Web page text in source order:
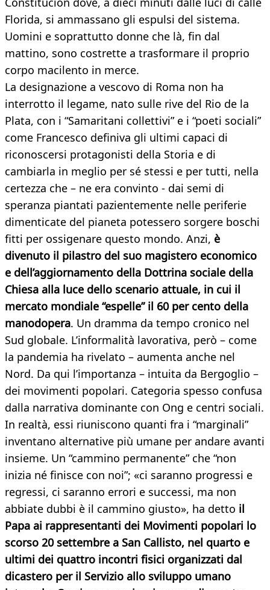
Florida, si ammassano gli espulsi del sistema.
Uomini e soprattutto donne che là, fin dal
mattino, sono costrette a trasformare il proprio
corpo macilento in merce.
La designazione a vescovo di Roma non ha
interrotto il legame, nato sulle rive del Rio de la
Plata, con i “Samaritani collettivi” e i “poeti sociali”
come Francesco definiva gli ultimi capaci di
riconoscersi protagonisti della Storia e di
cambiarla in meglio per sé stessi e per tutti, nella
certezza che – ne era convinto - dai semi di
speranza piantati pazientemente nelle periferie
dimenticate del pianeta potessero sorgere boschi
fitti per ossigenare questo mondo. Anzi, è
divenuto il pilastro del suo magistero economico
e dell’aggiornamento della Dottrina sociale della
Chiesa alla luce dello scenario attuale, in cui il
mercato mondiale “espelle” il 60 per cento della
manodopera. Un dramma da tempo cronico nel
Sud globale. L’informalità lavorativa, però – come
la pandemia ha rivelato – aumenta anche nel
Nord. Da qui l’importanza – intuita da Bergoglio –
dei movimenti popolari. Categoria spesso confusa
dalla narrativa dominante con Ong e centri sociali.
In realtà, essi riuniscono quanti fra i “marginali”
inventano alternative più umane per andare avanti
insieme. Un “cammino permanente” che “non
inizia né finisce con noi”; «ci saranno progressi e
regressi, ci saranno errori e successi, ma non
abbiate dubbi è il cammino giusto», ha detto il
Papa ai rappresentanti dei Movimenti popolari lo
scorso 20 settembre a San Callisto, nel quarto e
ultimi dei quattro incontri fisici organizzati dal
dicastero per il Servizio allo sviluppo umano